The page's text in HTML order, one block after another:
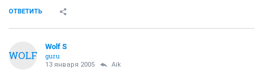
ОТВЕТИТЬ
WOLF
Wolf S
guru
13 января 2005 Aik